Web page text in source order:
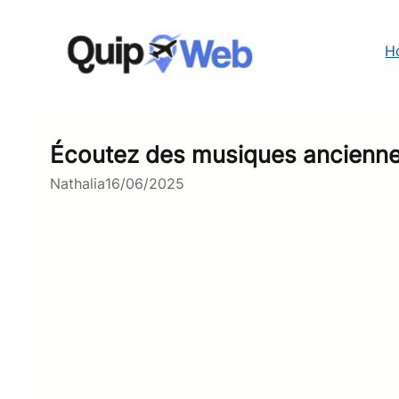
Écoutez des musiques
Nathalia16/06/2025